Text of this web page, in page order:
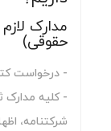
مدارک
حقوقی)
- درخواست
- کلیه مدارک
شرکتنامه،